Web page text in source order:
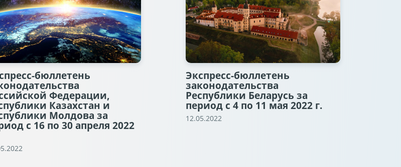
бюллетень
Федерации,
Казахстан и
Молдова за
с 16 по 30 апреля 2022
Экспресс-бюллетень
законодательства
Республики Беларусь за
период с 4 по 11 мая 2022 г.
12.05.2022